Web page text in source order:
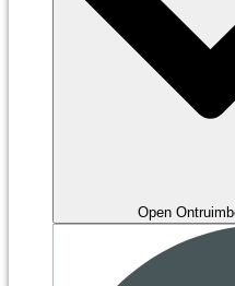
Open